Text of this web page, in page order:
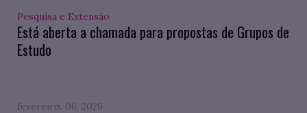
Pesquisa e Extensão
Está aberta a chamada para propostas de Grupos de
Estudo
fevereiro. 06, 2026